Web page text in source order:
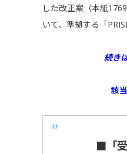
した改正案（本紙
いて、準拠する「
続き
該
■「